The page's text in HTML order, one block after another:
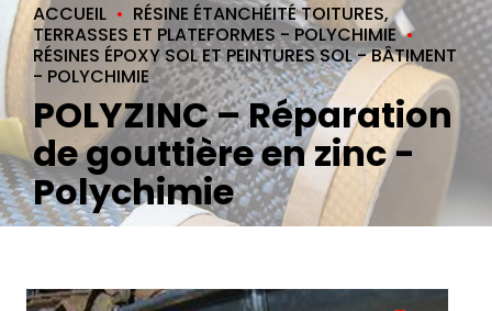
ACCUEIL
RÉSINE ÉTANCHÉITÉ TOITURES,
TERRASSES ET PLATEFORMES - POLYCHIMIE
RÉSINES ÉPOXY SOL ET PEINTURES SOL - BÂTIMENT
- POLYCHIMIE
POLYZINC – Réparation
de gouttière en zinc -
Polychimie